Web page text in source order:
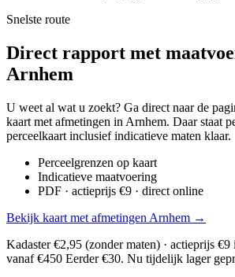
Snelste route
Direct rapport met
Arnhem
U weet al wat u zoekt? Ga direct naar de
kaart met afmetingen in Arnhem. Daar staat
perceelkaart inclusief indicatieve maten klaar.
Perceelgrenzen op kaart
Indicatieve maatvoering
PDF · actieprijs €9 · direct online
Bekijk kaart met afmetingen Arnhem →
Kadaster €2,95 (zonder maten) · actieprijs €9
vanaf €450 Eerder €30. Nu tijdelijk lager